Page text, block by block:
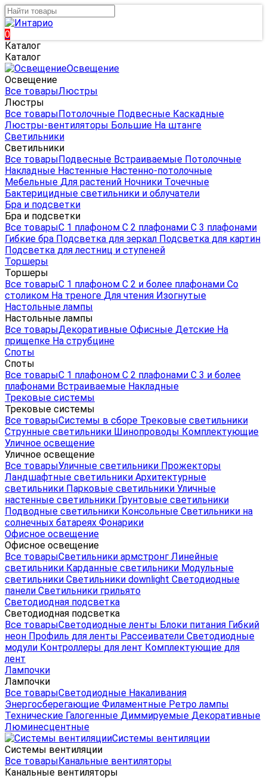
0
Каталог
Каталог
Освещение
Освещение
Все товарыЛюстры
Люстры
Все товарыПотолочные Подвесные Каскадные
Люстры-вентиляторы Большие На штанге
Светильники
Светильники
Все товарыПодвесные Встраиваемые Потолочные
Накладные Настенные Настенно-потолочные
Мебельные Для растений Ночники Точечные
Бактерицидные светильники и облучатели
Бра и подсветки
Бра и подсветки
Все товарыС 1 плафоном С 2 плафонами С 3 плафонами
Гибкие бра Подсветка для зеркал Подсветка для картин
Подсветка для лестниц и ступеней
Торшеры
Торшеры
Все товарыС 1 плафоном С 2 и более плафонами Со
столиком На треноге Для чтения Изогнутые
Настольные лампы
Настольные лампы
Все товарыДекоративные Офисные Детские На
прищепке На струбцине
Споты
Споты
Все товарыС 1 плафоном С 2 плафонами С 3 и более
плафонами Встраиваемые Накладные
Трековые системы
Трековые системы
Все товарыСистемы в сборе Трековые светильники
Струнные светильники Шинопроводы Комплектующие
Уличное освещение
Уличное освещение
Все товарыУличные светильники Прожекторы
Ландшафтные светильники Архитектурные
светильники Парковые светильники Уличные
настенные светильники Грунтовые светильники
Подводные светильники Консольные Светильники на
солнечных батареях Фонарики
Офисное освещение
Офисное освещение
Все товарыСветильники армстронг Линейные
светильники Карданные светильники Модульные
светильники Светильники downlight Светодиодные
панели Светильники грильято
Светодиодная подсветка
Светодиодная подсветка
Все товарыСветодиодные ленты Блоки питания Гибкий
неон Профиль для ленты Рассеиватели Светодиодные
модули Контроллеры для лент Комплектующие для
лент
Лампочки
Лампочки
Все товарыСветодиодные Накаливания
Энергосберегающие Филаментные Ретро лампы
Технические Галогенные Диммируемые Декоративные
Люминесцентные
Системы вентиляции
Системы вентиляции
Все товарыКанальные вентиляторы
Канальные вентиляторы